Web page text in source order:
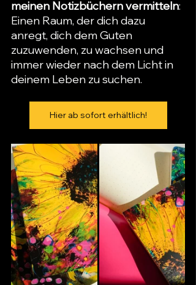
meinen Notizbüchern vermitteln:
Einen Raum, der dich dazu
anregt, dich dem Guten
zuzuwenden, zu wachsen und
immer wieder nach dem Licht in
deinem Leben zu suchen.
Hier ab sofort erhältlich!